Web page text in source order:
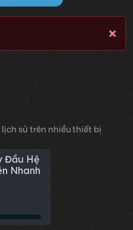
lịch sử trên nhiều thiết bị
Đầu Hệ
Nhanh